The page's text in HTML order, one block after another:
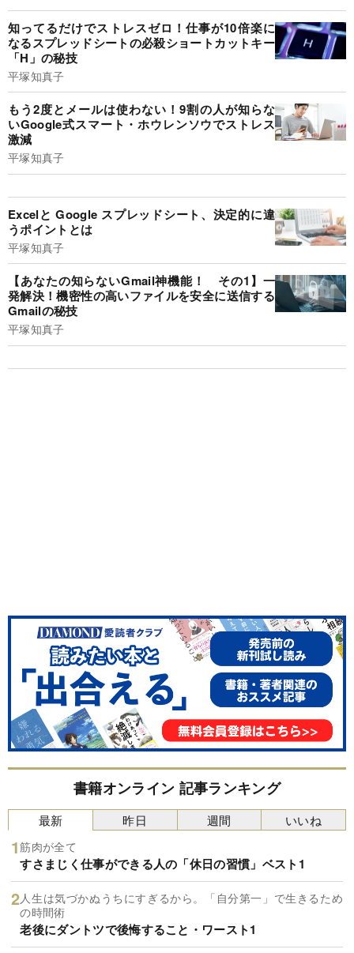
知ってるだけでストレスゼロ！仕事が10倍楽に
なるスプレッドシートの必殺ショートカットキー
「H」の秘技
平塚知真子
もう2度とメールは使わない！9割の人が知らな
いGoogle式スマート・ホウレンソウでストレス
激減
平塚知真子
Excelと Google スプレッドシート、決定的に違
うポイントとは
平塚知真子
【あなたの知らないGmail神機能！ その1】一
発解決！機密性の高いファイルを安全に送信する
Gmailの秘技
平塚知真子
書籍オンライン 記事ランキング
最新
筋肉が全て
すさまじく仕事ができる人の「休日の習慣」ベスト1
人生は気づかぬうちにすぎるから。「自分第一」で生きるため
の時間術
老後にダントツで後悔すること・ワースト1
昨日 週間 いいね